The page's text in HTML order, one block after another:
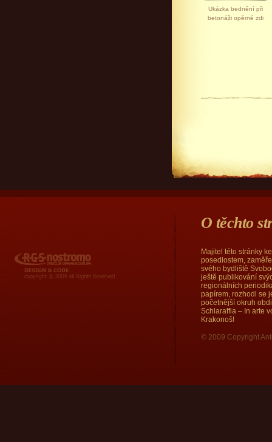
Ukázka bednění při
betonáži opěrné zdi
RGS Nostromo
O těchto
Majitel této stránky
posedlostem,
svého bydliště
ještě publikování
regionálních
papírem, rozhodl se
početnější okruh
Schlaraffia – In arte
Krakonoš!
© 2009 Copyright